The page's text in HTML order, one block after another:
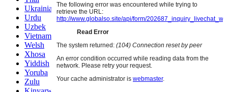
Ukrainian
Urdu
Uzbek
Vietnamese
Welsh
Xhosa
Yiddish
Yoruba
Zulu